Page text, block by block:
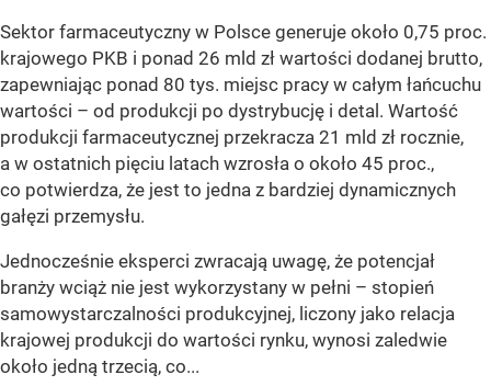
Sektor farmaceutyczny w Polsce generuje około 0,75 proc.
krajowego PKB i ponad 26 mld zł wartości dodanej brutto,
zapewniając ponad 80 tys. miejsc pracy w całym łańcuchu
wartości – od produkcji po dystrybucję i detal. Wartość
produkcji farmaceutycznej przekracza 21 mld zł rocznie,
a w ostatnich pięciu latach wzrosła o około 45 proc.,
co potwierdza, że jest to jedna z bardziej dynamicznych
gałęzi przemysłu.
Jednocześnie eksperci zwracają uwagę, że potencjał
branży wciąż nie jest wykorzystany w pełni – stopień
samowystarczalności produkcyjnej, liczony jako relacja
krajowej produkcji do wartości rynku, wynosi zaledwie
około jedną trzecią, co...